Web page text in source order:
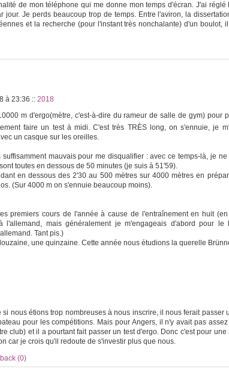
de mon téléphone qui me donne mon temps d'écran. J'ai réglé
jour. Je perds beaucoup trop de temps. Entre l'aviron, la
et la recherche (pour l'instant très nonchalante) d'un boulot,
à 23:36 :: 2018
m d'ergo(mètre, c'est-à-dire du rameur de salle de gym) pour
faire un test à midi. C'est très TRÈS long, on s'ennuie, je
un casque sur les oreilles.
mauvais pour me disqualifier : avec ce temps-là, je
toutes en dessous de 50 minutes (je suis à 51'59).
en dessous des 2'30 au 500 mètres sur 4000 mètres en
(Sur 4000 m on s'ennuie beaucoup moins).
premiers cours de l'année à cause de l'entraînement en huit
l'allemand, mais généralement je m'engageais d'abord pour le
Tant pis.)
une quinzaine. Cette année nous étudions la querelle
si nous étions trop nombreuses à nous inscrire, il nous ferait passer
pour les compétitions. Mais pour Angers, il n'y avait pas
club) et il a pourtant fait passer un test d'ergo. Donc c'est pour une
car je crois qu'il redoute de s'investir plus que nous.
(0)